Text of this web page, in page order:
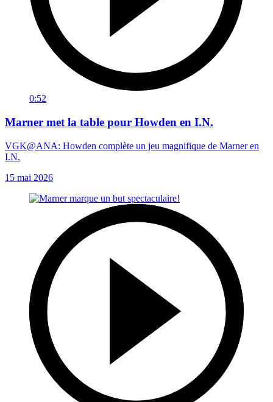
0:52
Marner met la table pour Howden en I.N.
VGK@ANA: Howden complète un jeu magnifique de Marner en
I.N.
15 mai 2026